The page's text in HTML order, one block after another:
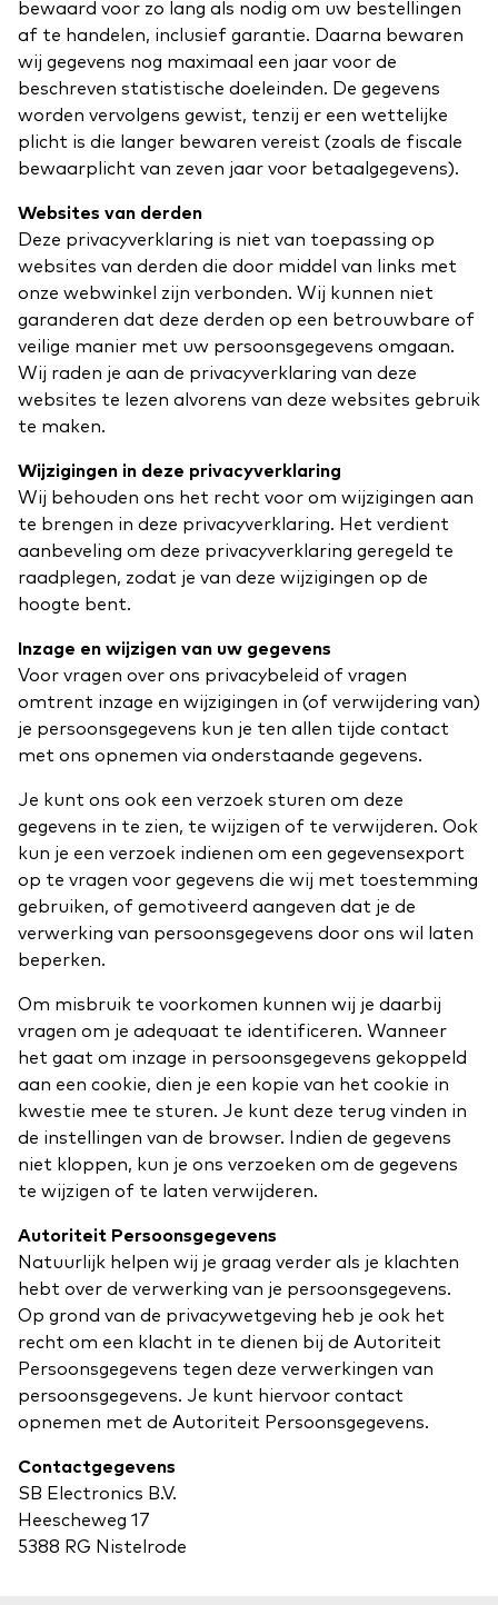
bewaard voor zo lang als nodig om uw bestellingen
af te handelen, inclusief garantie. Daarna bewaren
wij gegevens nog maximaal een jaar voor de
beschreven statistische doeleinden. De gegevens
worden vervolgens gewist, tenzij er een wettelijke
plicht is die langer bewaren vereist (zoals de fiscale
bewaarplicht van zeven jaar voor betaalgegevens).
Websites van derden
Deze privacyverklaring is niet van toepassing op
websites van derden die door middel van links met
onze webwinkel zijn verbonden. Wij kunnen niet
garanderen dat deze derden op een betrouwbare of
veilige manier met uw persoonsgegevens omgaan.
Wij raden je aan de privacyverklaring van deze
websites te lezen alvorens van deze websites gebruik
te maken.
Wijzigingen in deze privacyverklaring
Wij behouden ons het recht voor om wijzigingen aan
te brengen in deze privacyverklaring. Het verdient
aanbeveling om deze privacyverklaring geregeld te
raadplegen, zodat je van deze wijzigingen op de
hoogte bent.
Inzage en wijzigen van uw gegevens
Voor vragen over ons privacybeleid of vragen
omtrent inzage en wijzigingen in (of verwijdering van)
je persoonsgegevens kun je ten allen tijde contact
met ons opnemen via onderstaande gegevens.
Je kunt ons ook een verzoek sturen om deze
gegevens in te zien, te wijzigen of te verwijderen. Ook
kun je een verzoek indienen om een gegevensexport
op te vragen voor gegevens die wij met toestemming
gebruiken, of gemotiveerd aangeven dat je de
verwerking van persoonsgegevens door ons wil laten
beperken.
Om misbruik te voorkomen kunnen wij je daarbij
vragen om je adequaat te identificeren. Wanneer
het gaat om inzage in persoonsgegevens gekoppeld
aan een cookie, dien je een kopie van het cookie in
kwestie mee te sturen. Je kunt deze terug vinden in
de instellingen van de browser. Indien de gegevens
niet kloppen, kun je ons verzoeken om de gegevens
te wijzigen of te laten verwijderen.
Autoriteit Persoonsgegevens
Natuurlijk helpen wij je graag verder als je klachten
hebt over de verwerking van je persoonsgegevens.
Op grond van de privacywetgeving heb je ook het
recht om een klacht in te dienen bij de Autoriteit
Persoonsgegevens tegen deze verwerkingen van
persoonsgegevens. Je kunt hiervoor contact
opnemen met de Autoriteit Persoonsgegevens.
Contactgegevens
SB Electronics B.V.
Heescheweg 17
5388 RG Nistelrode